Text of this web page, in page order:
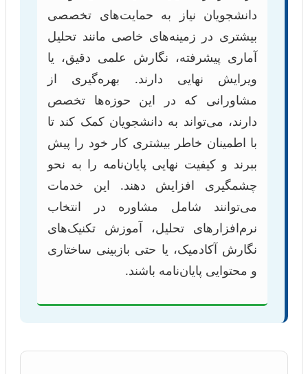
دانشجویان نیاز به حمایت‌های تخصصی
بیشتری در زمینه‌های خاصی مانند تحلیل
آماری پیشرفته، نگارش علمی دقیق، یا
ویرایش نهایی دارند. بهره‌گیری از
مشاورانی که در این حوزه‌ها تخصص
دارند، می‌تواند به دانشجویان کمک کند تا
با اطمینان خاطر بیشتری کار خود را پیش
ببرند و کیفیت نهایی پایان‌نامه را به نحو
چشمگیری افزایش دهند. این خدمات
می‌توانند شامل مشاوره در انتخاب
نرم‌افزارهای تحلیل، آموزش تکنیک‌های
نگارش آکادمیک، یا حتی بازبینی ساختاری
و محتوایی پایان‌نامه باشند.